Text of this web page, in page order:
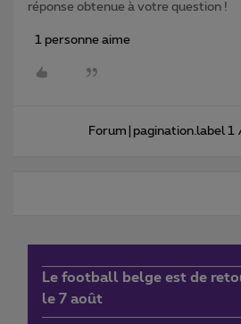
réponse obtenue à votre question !
1 personne aime
Forum|pagination.label 1
Le football belge est de
le 7 août